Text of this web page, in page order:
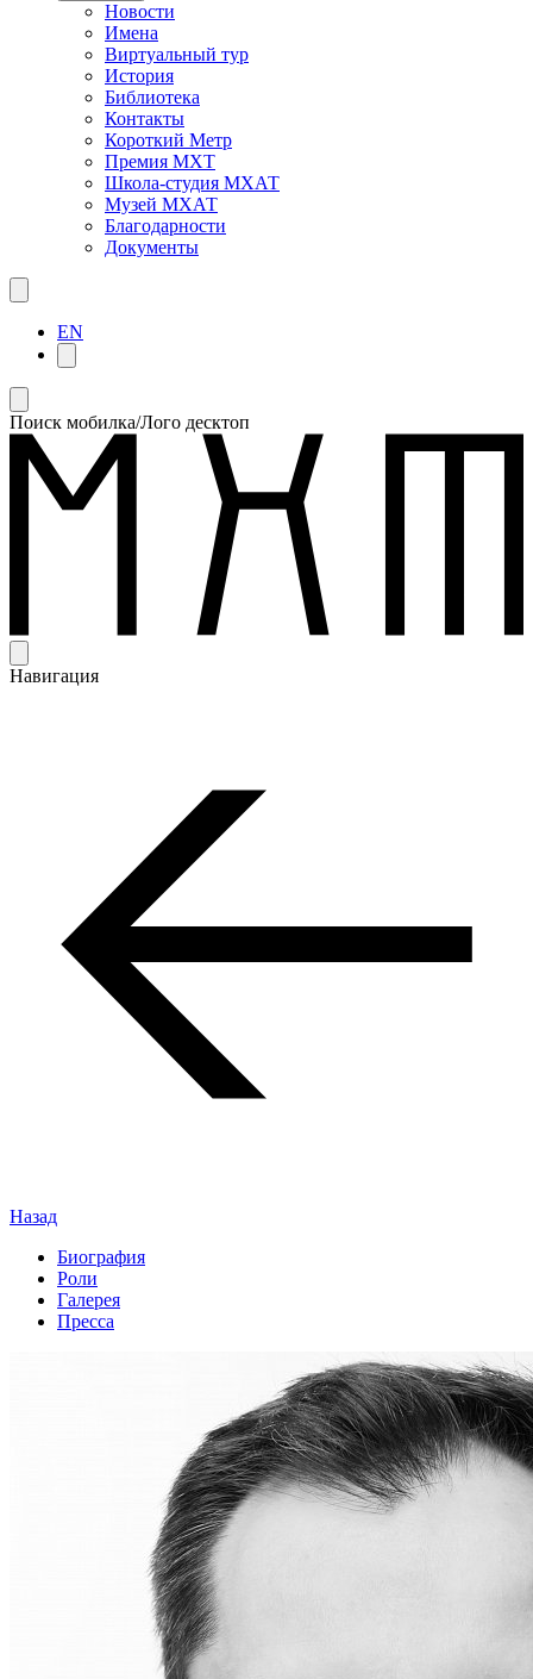
Новости
Имена
Виртуальный тур
История
Библиотека
Контакты
Короткий Метр
Премия МХТ
Школа-студия МХАТ
Музей МХАТ
Благодарности
Документы
EN
Поиск мобилка/Лого десктоп
Навигация
Назад
Биография
Роли
Галерея
Пресса